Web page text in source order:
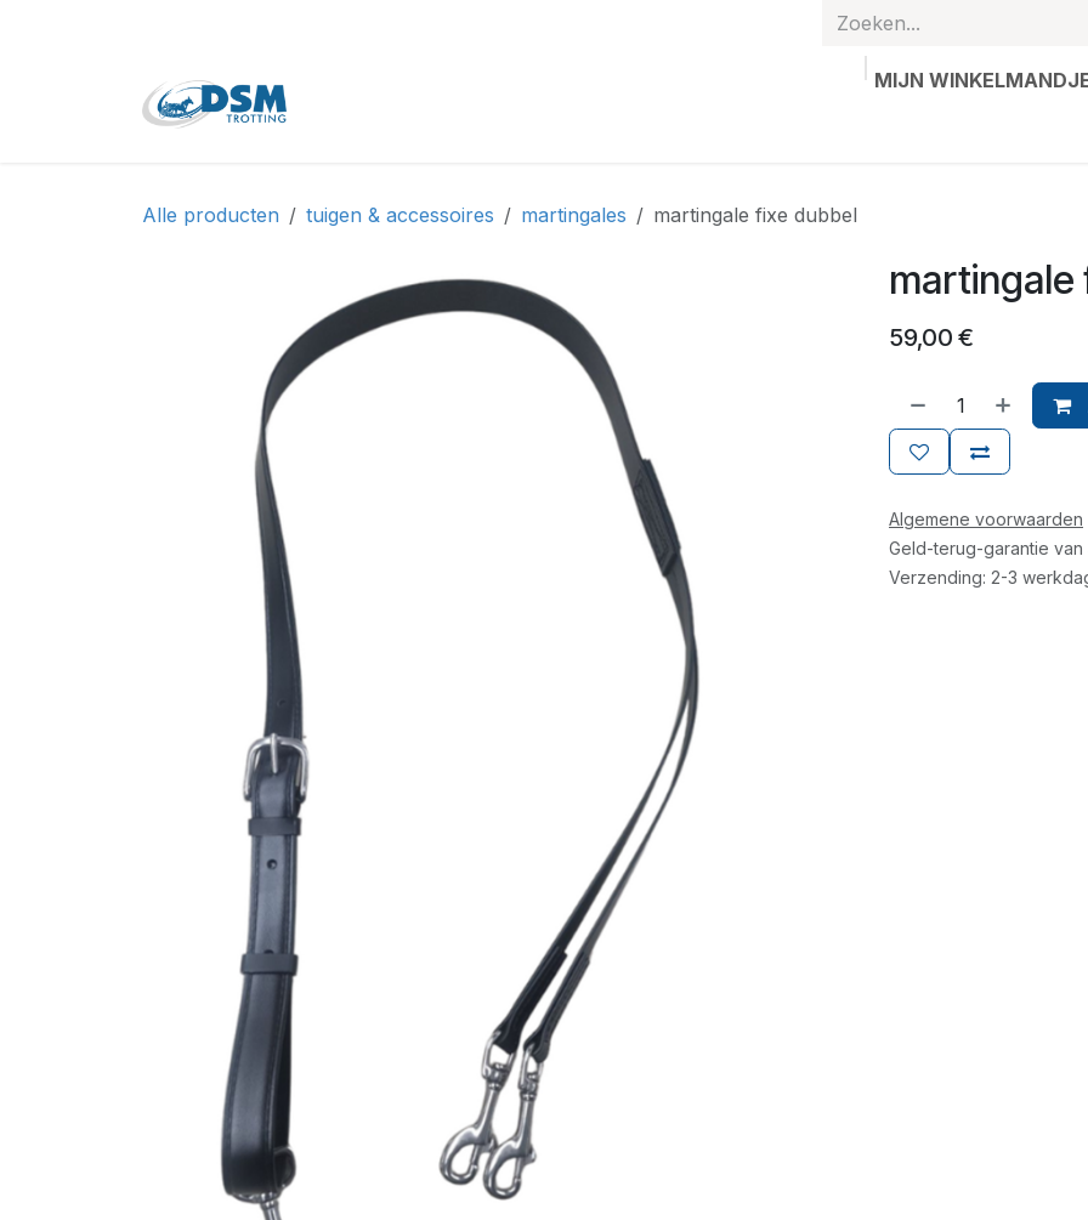
MIJN
Alle producten tuigen & accessoires martingales martingale fixe dubbel
martingale
59,00 €
Algemene voorwaarden
Geld-terug-garantie van
Verzending: 2-3